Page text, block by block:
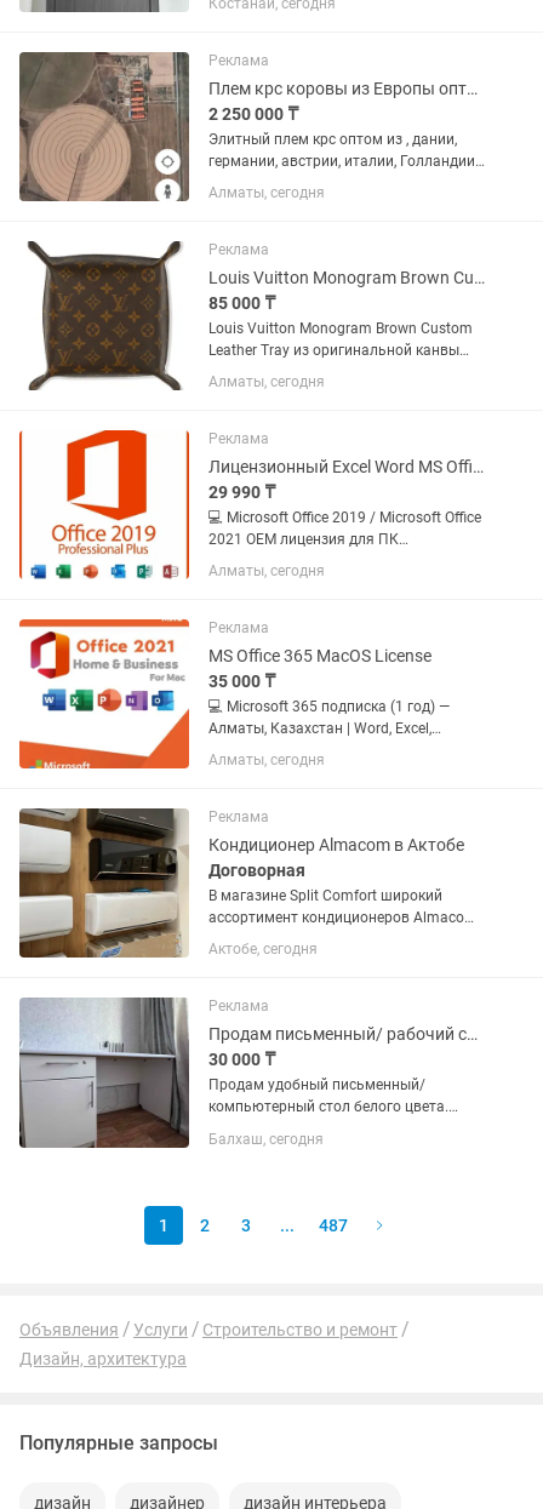
отпечатку дверь новая ее поставили и
Костанай, сегодня
Реклама
Плем крс коровы из Европы оптом и еврофермы под ключ
2 250 000 ₸
Элитный плем крс оптом из , дании,
германии, австрии, италии, Голландии
минимум полный боинг 747,
авиадоставка 165 головы поставляем,
мтф с программой дистанционного...
Алматы, сегодня
Реклама
Louis Vuitton Monogram Brown Custom Leather Tray
85 000 ₸
Louis Vuitton Monogram Brown Custom
Leather Tray из оригинальной канвы
Louis Vuitton с монограммой станет
идеальным аксессуаром для дома, где
ювелирные изделия и многое...
Алматы, сегодня
Реклама
Лицензионный Excel Word MS Office 2019-2021 OEM License
29 990 ₸
💻 Microsoft Office 2019 / Microsoft Office
2021 OEM лицензия для ПК
Лицензионный пакет Microsoft Office
2019 / 2021 OEM — это полный набор
и бизнеса. Подходит для...
Алматы, сегодня
Реклама
MS Office 365 MacOS License
35 000 ₸
💻 Microsoft 365 подписка (1 год) —
Алматы, Казахстан | Word, Excel,
Outlook, OneDrive Лицензионная
подписка Microsoft 365 для дома и
Казахстану. Полный пакет офисных...
Алматы, сегодня
Реклама
Кондиционер Almacom в Актобе
Договорная
В магазине Split Comfort широкий
ассортимент кондиционеров Almacom
с гарантией 3 года Выполним доставку
и монтаж под ключ Гарантия низкой
Актобе, сегодня
Реклама
Продам письменный/ рабочий стол
30 000 ₸
Продам удобный письменный/
компьютерный стол белого цвета.
Ширина столешницы — 60 см • Высота
Балхаш, сегодня
1 2 3 ... 487
Объявления Услуги
Строительство и ремонт
Дизайн, архитектура
Популярные запросы
дизайн дизайнер дизайн интерьера